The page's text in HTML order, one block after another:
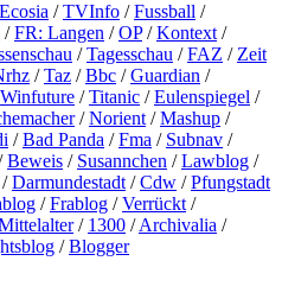
Ecosia /TVInfo /Fussball /
/FR: Langen /OP/Kontext /
/Tagesschau /FAZ / Zeit
/Taz /Bbc /Guardian /
Winfuture /Titanic /Eulenspiegel /
/Norient /Mashup /
/Bad Panda /Fma / Subnav /
Beweis / Susannchen /Lawblog /
Darmundestadt /Cdw /Pfungstadt
/Frablog /Verrückt /
/ 1300 /Archivalia /
/Blogger